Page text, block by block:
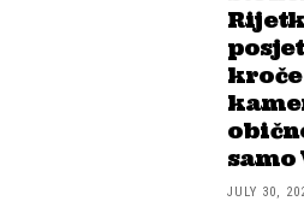
samo
JULY 30,